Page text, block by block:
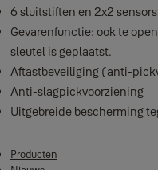
6 sluitstiften en 2x2
Gevarenfunctie: ook te
sleutel is geplaatst.
Aftastbeveiliging (anti-
Anti-slagpickvoorziening
Uitgebreide bescherming
Producten